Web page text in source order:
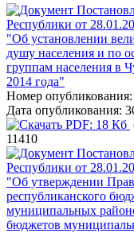
Республики от
"Об установлении
душу населения и по
группам населения в
2014 года"
Номер опубликования:
Дата опубликования:
PDF: 18 Кб
11410
Республики от
"Об утверждении
республиканского
муниципальных
бюджетов